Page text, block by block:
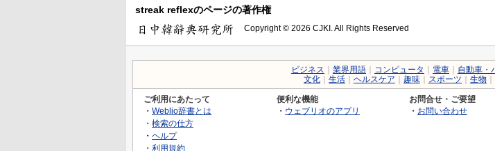
streak reflexのページの著作権
Copyright © 2026 CJKI. All Rights Reserved
ビジネス 業界用語 コンピュータ 電車 自動車・
文化
生活 ヘルスケア 趣味 スポーツ 生物
ご利用にあたって
・ Weblio辞書とは
・ 検索の仕方
・ ヘルプ
・ 利用規約
便利な機能
・ ウェブリオのアプリ
お問合せ・ご要望
・ お問い合わせ